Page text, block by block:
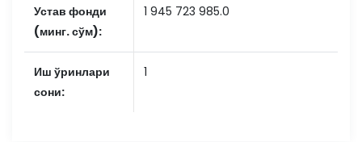
Устав фонди
(минг. сўм):
1 945 723 985.0
Иш ўринлари
сони:
1